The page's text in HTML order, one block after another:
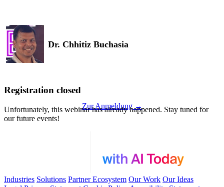
Dr. Chhitiz Buchasia
Zur Anmeldung →
Registration closed
Unfortunately, this webinar has already happened. Stay tuned for
our future events!
Industries Solutions Partner Ecosystem Our Work Our Ideas